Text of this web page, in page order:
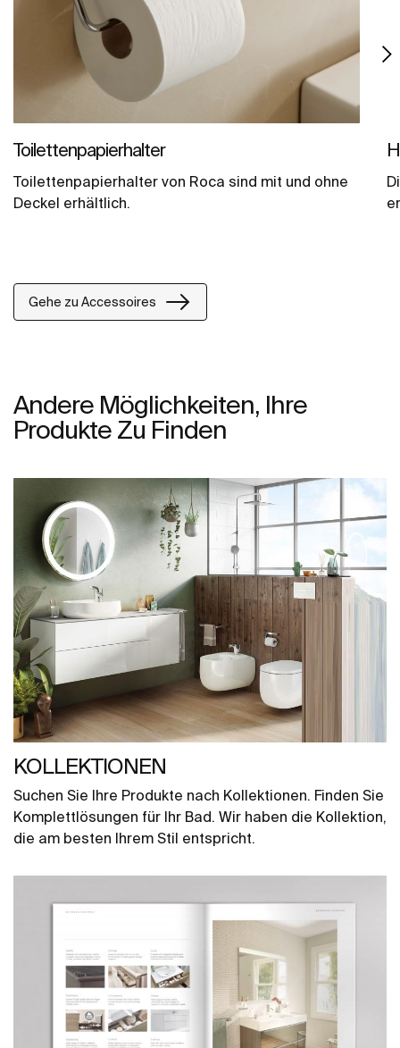
Toilettenpapierhalter
Toilettenpapierhalter von Roca sind mit und ohne
Deckel erhältlich.
Gehe zu Accessoires
Andere Möglichkeiten, Ihre
Produkte Zu Finden
KOLLEKTIONEN
Suchen Sie Ihre Produkte nach Kollektionen. Finden Sie
Komplettlösungen für Ihr Bad. Wir haben die Kollektion,
die am besten Ihrem Stil entspricht.